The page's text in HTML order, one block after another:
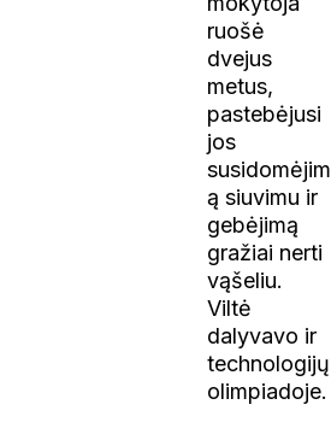
ruošė
dvejus
metus,
pastebėjusi
jos
susidomėjim
ą siuvimu ir
gebėjimą
gražiai nerti
vąšeliu.
Viltė
dalyvavo ir
technologijų
olimpiadoje.